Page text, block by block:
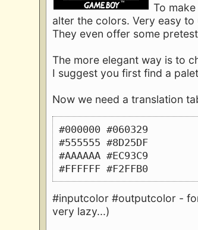
To
alter the colors. Very easy
They even offer some
The more elegant way is to
I suggest you first find a
Now we need a translation
#000000 #060329
#555555 #8D25DF
#AAAAAA #EC93C9
#FFFFFF #F2FFB0
#inputcolor #outputcolor -
very lazy...)